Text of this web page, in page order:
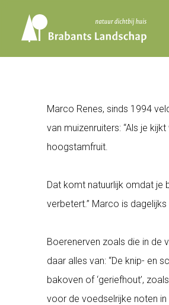
Marco Renes, sinds 1994
van muizenruiters: “Als je
hoogstamfruit.
Dat komt natuurlijk omdat je
verbetert.” Marco is
Boerenerven zoals die in de
daar alles van: “De knip- en
bakoven of ‘geriefhout’,
voor de voedselrijke noten